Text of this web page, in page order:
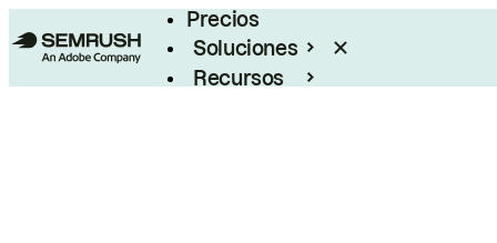
Precios
Soluciones
Recursos